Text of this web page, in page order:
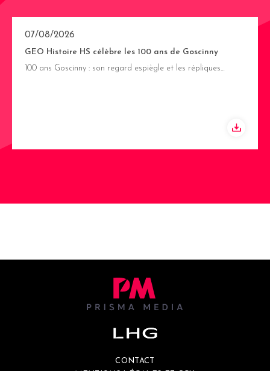
07/08/2026
GEO Histoire HS célèbre les 100 ans de Goscinny
100 ans Goscinny : son regard espiègle et les répliques…
CONTACT